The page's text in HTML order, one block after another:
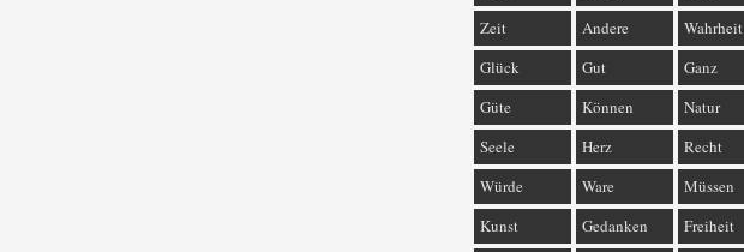
Zeit
Andere Wahrheit
Glück
Gut Ganz
Güte
Können Natur
Seele
Herz Recht
Würde
Ware Müssen
Kunst
Gedanken Freiheit